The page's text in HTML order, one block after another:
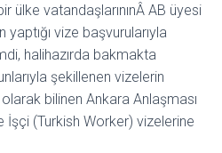
ülke vatandaşlarınınÂ AB üyesi
vize başvurularıyla
halihazırda bakmakta
şekillenen vizelerin
olarak bilinen Ankara Anlaşması
(Turkish Worker) vizelerine